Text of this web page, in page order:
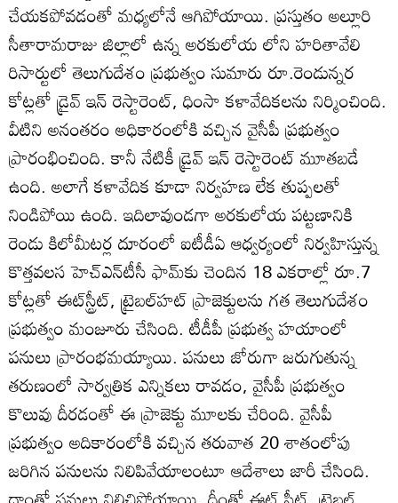
చేయకపోవడంతో మధ్యలోనే ఆగిపోయాయి. ప్రస్తుతం అల్లూరి
సీతారామరాజు జిల్లాలో ఉన్న అరకులోయ లోని హరితావేలి
రిసార్టులో తెలుగుదేశం ప్రభుత్వం సుమారు రూ.రెండున్నర
కోట్లతో డ్రైవ్‌ ఇన్‌ రెస్టారెంట్‌, ధింసా కళావేదికలను నిర్మించింది.
వీటిని అనంతరం అధికారంలోకి వచ్చిన వైసీపీ ప్రభుత్వం
ప్రారంభించింది. కానీ నేటికీ డ్రైవ్‌ ఇన్‌ రెస్టారెంట్‌ మూతబడే
ఉంది. అలాగే కళావేదిక కూడా నిర్వహణ లేక తుప్పలతో
నిండిపోయి ఉంది. ఇదిలావుండగా అరకులోయ పట్టణానికి
రెండు కిలోమీటర్ల దూరంలో ఐటీడీఏ ఆధ్వర్యంలో నిర్వహిస్తున్న
కొత్తవలస హెచ్‌ఎన్‌టీసీ ఫామ్‌కు చెందిన 18 ఎకరాల్లో రూ.7
కోట్లతో ఈట్‌స్ట్రీట్‌, ట్రైబల్‌హట్‌ ప్రాజెక్టులను గత తెలుగుదేశం
ప్రభుత్వం మంజూరు చేసింది. టీడీపీ ప్రభుత్వ హయాంలో
పనులు ప్రారంభమయ్యాయి. పనులు జోరుగా జరుగుతున్న
తరుణంలో సార్వత్రిక ఎన్నికలు రావడం, వైసీపీ ప్రభుత్వం
కొలువు దీరడంతో ఈ ప్రాజెక్టు మూలకు చేరింది. వైసీపీ
ప్రభుత్వం అదికారంలోకి వచ్చిన తరువాత 20 శాతంలోపు
జరిగిన పనులను నిలిపివేయాలంటూ ఆదేశాలు జారీ చేసింది.